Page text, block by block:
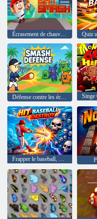
Écrasement de chauve-souris
Frapper le baseball, détruire